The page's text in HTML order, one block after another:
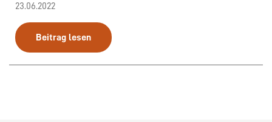
23.06.2022
Beitrag lesen